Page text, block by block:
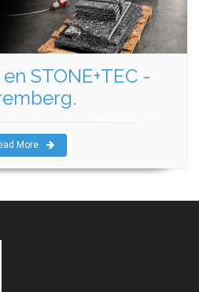
STONE+TEC -
More